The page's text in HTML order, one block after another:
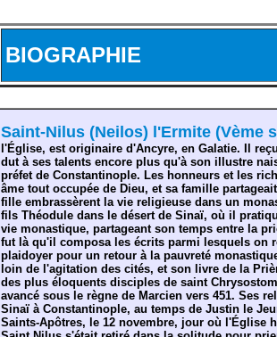
BIOGRAPHIE
Saint-Nilus (Neilos) l'Ermite (Vème
l'Église, est originaire d'Ancyre, en Galatie. Il
dut à ses talents encore plus qu'à son illustre
préfet de Constantinople. Les honneurs et les
âme tout occupée de Dieu, et sa famille
fille embrassèrent la vie religieuse dans un
fils Théodule dans le désert de Sinaï, où il
vie monastique, partageant son temps entre la
fut là qu'il composa les écrits parmi lesquels on
plaidoyer pour un retour à la pauvreté
loin de l'agitation des cités, et son livre de la
des plus éloquents disciples de saint
avancé sous le règne de Marcien vers 451. Ses
Sinaï à Constantinople, au temps de Justin le
Saints-Apôtres, le 12 novembre, jour où l'Église